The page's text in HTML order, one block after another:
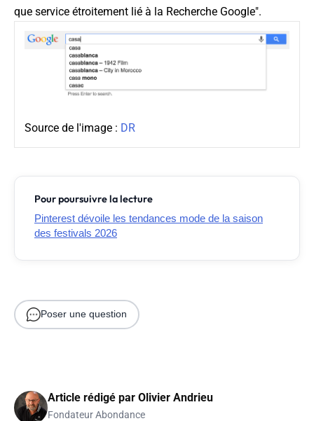
que service étroitement lié à la Recherche Google".
Source de l'image : DR
Pour poursuivre la lecture
Pinterest dévoile les tendances mode de la saison
des festivals 2026
Poser une question
Article rédigé par Olivier Andrieu
Fondateur Abondance